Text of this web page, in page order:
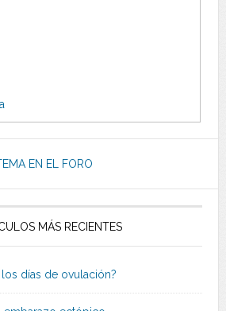
EN EL FORO
MÁS RECIENTES
días de ovulación?